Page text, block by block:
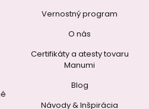
Vernostný program
O nás
Certifikáty a atesty tovaru
Manumi
Blog
Návody & Inšpirácia